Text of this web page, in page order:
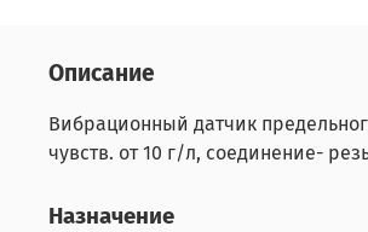
Описание
Вибрационный датчик
чувств. от 10 г/л, соединение-
Назначение